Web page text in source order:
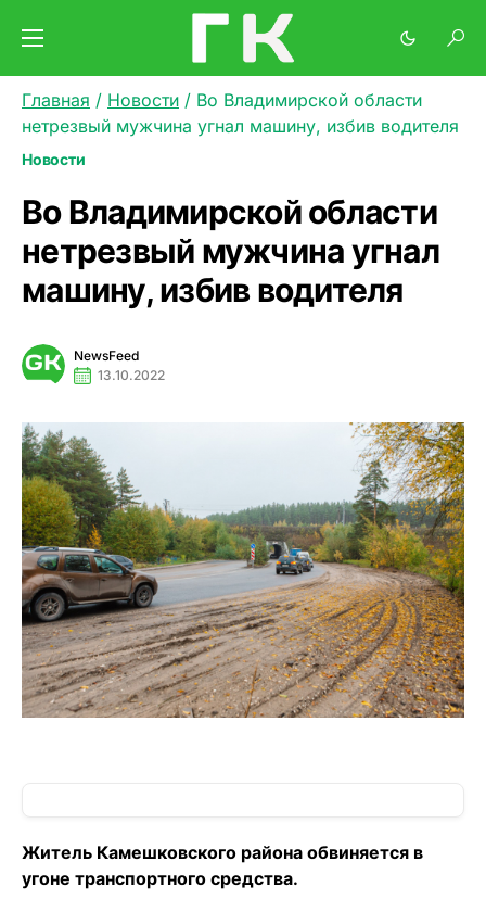
Главная / Новости / Во Владимирской области
нетрезвый мужчина угнал машину, избив водителя
Новости
Во Владимирской области
нетрезвый мужчина угнал
машину, избив водителя
NewsFeed
13.10.2022
Житель Камешковского района обвиняется в
угоне транспортного средства.